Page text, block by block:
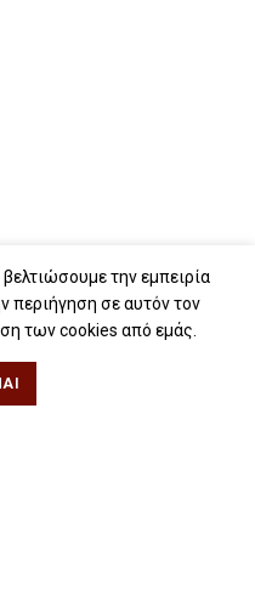
την εμπειρία
περιήγηση σε αυτόν τον
των cookies από εμάς.